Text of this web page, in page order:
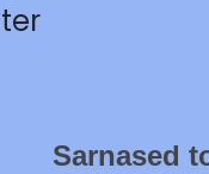
Sarnased